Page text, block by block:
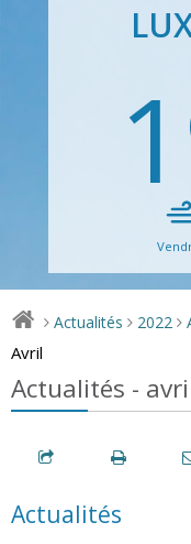
> Actualités > 2022 >
Avril
Actualités -
Actualités